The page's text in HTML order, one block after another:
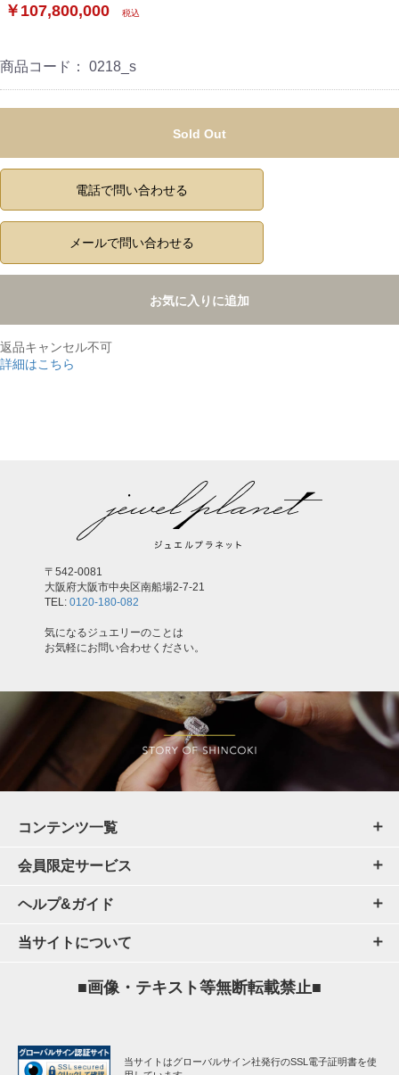
￥107,800,000 税込
商品コード： 0218_s
Sold Out
電話で問い合わせる
メールで問い合わせる
お気に入りに追加
返品キャンセル不可
詳細はこちら
〒542-0081
大阪府大阪市中央区南船場2-7-21
TEL: 0120-180-082
気になるジュエリーのことは
お気軽にお問い合わせください。
コンテンツ一覧
会員限定サービス
ヘルプ&ガイド
当サイトについて
■画像・テキスト等無断転載禁止■
当サイトはグローバルサイン社発行のSSL電子証明書を使